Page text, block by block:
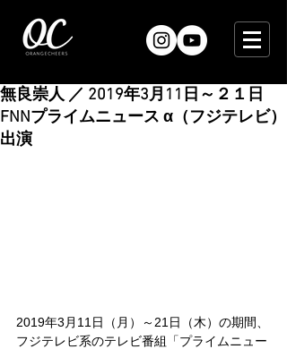
無良崇人 ／ 2019年3月11日～２１日
FNNプライムニュース α（フジテレビ）
出演
2019年3月11日（月）～21日（木）の期間、
フジテレビ系のテレビ番組「プライムニュー